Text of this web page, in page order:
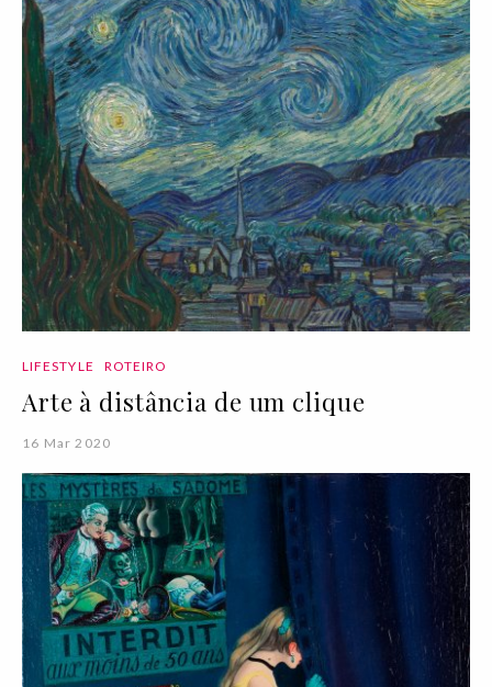
LIFESTYLE ROTEIRO
Arte à distância de um clique
16 Mar 2020